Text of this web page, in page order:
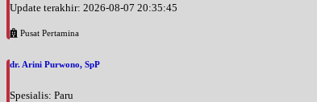
Update terakhir: 2026-08-07 20:35:45
Pusat Pertamina
dr. Arini Purwono, SpP
Spesialis: Paru